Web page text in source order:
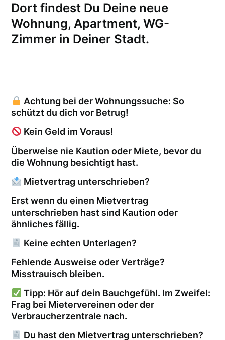
Dort findest Du Deine neue
Wohnung, Apartment, WG-
Zimmer in Deiner Stadt.
Achtung bei der Wohnungssuche: So
schützt du dich vor Betrug!
Kein Geld im Voraus!
Überweise nie Kaution oder Miete, bevor du
die Wohnung besichtigt hast.
Mietvertrag unterschrieben?
Erst wenn du einen Mietvertrag
unterschrieben hast sind Kaution oder
ähnliches fällig.
Keine echten Unterlagen?
Fehlende Ausweise oder Verträge?
Misstrauisch bleiben.
Tipp: Hör auf dein Bauchgefühl. Im Zweifel:
Frag bei Mietervereinen oder der
Verbraucherzentrale nach.
Du hast den Mietvertrag unterschrieben?